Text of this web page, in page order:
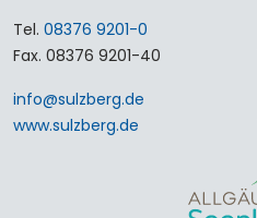
Tel. 08376 9201-0
Fax. 08376 9201-40
info@sulzberg.de
www.sulzberg.de